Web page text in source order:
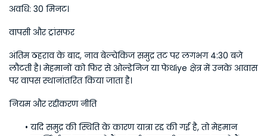
अवधि: 30 मिनट।
वापसी और ट्रांसफर
अंतिम ठहराव के बाद, नाव बेल्चेकिज समुद्र तट पर लगभग 4:30 बजे
लौटती है। मेहमानों को फिर से ओल्डेनिज या फेथiye क्षेत्र में उनके आवास
पर वापस स्थानांतरित किया जाता है।
नियम और रद्दीकरण नीति
यदि समुद्र की स्थिति के कारण यात्रा रद्द की गई है, तो मेहमान